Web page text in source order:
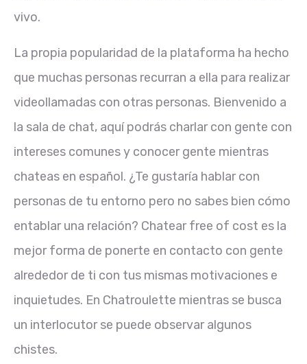
vivo.
La propia popularidad de la plataforma ha hecho
que muchas personas recurran a ella para realizar
videollamadas con otras personas. Bienvenido a
la sala de chat, aquí podrás charlar con gente con
intereses comunes y conocer gente mientras
chateas en español. ¿Te gustaría hablar con
personas de tu entorno pero no sabes bien cómo
entablar una relación? Chatear free of cost es la
mejor forma de ponerte en contacto con gente
alrededor de ti con tus mismas motivaciones e
inquietudes. En Chatroulette mientras se busca
un interlocutor se puede observar algunos
chistes.